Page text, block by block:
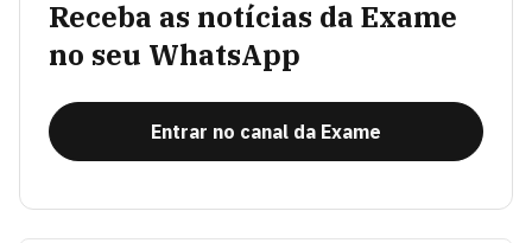
Receba as notícias da Exame
no seu WhatsApp
Entrar no canal da Exame